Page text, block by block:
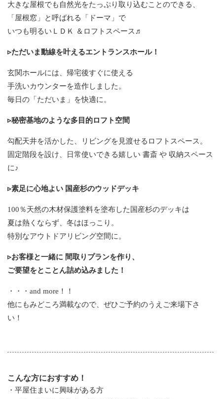
大きな屋根でも自然光をたっぷり取り込むことのできる、
「屋根窓」と呼ばれる「ドーマ」で
いつも明るいＬＤＫ ＆ロフトスペース♬
▹ただいま動線を叶えるエントランスホール！
玄関ホールには、帰宅後すぐに使える
手洗いカウンターを造作しました。
毎日の「ただいま」を快適に。
▹秘密基地のような多目的ロフト空間
勾配天井を活かした、リビングを見渡せるロフトスペース。
固定階段を設け、日常使いできる嬉しい 書斎 や 収納スペース
に♪
▹素足に心地よい 国産杉のウッドデッキ
100％天然の木材保護塗料を塗布した国産杉のデッキは
夏は熱くならず、冬はほっこり。
特別なアウトドアリビング空間に。
▹お客様と一緒に 間取りプランを作り、
ご要望をとことん詰め込みました！
・・・and more！！
他にもみどころ満載なので、ぜひご予約のうえご来場下さ
い！
こんな方におすすめ！
・平屋住まいに興味がある方